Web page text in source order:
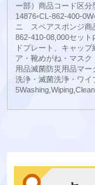
ー部）商品コード区
14876◦CL-862-400-
ニ スペアスポンジ商
862-410-08,000セット
ドプレート、キャッ
ア・靴めがね・マス
用品滅菌防災用品マー
洗浄・滅菌洗浄・ワイ